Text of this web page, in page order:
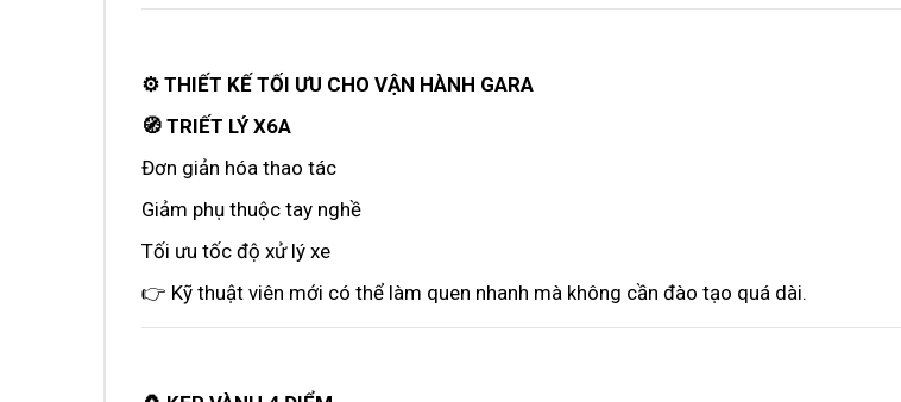
⚙️ THIẾT KẾ TỐI ƯU CHO VẬN HÀNH GARA
🧭 TRIẾT LÝ X6A
Đơn giản hóa thao tác
Giảm phụ thuộc tay nghề
Tối ưu tốc độ xử lý xe
👉 Kỹ thuật viên mới có thể làm quen nhanh mà không cần đào tạo quá dài.